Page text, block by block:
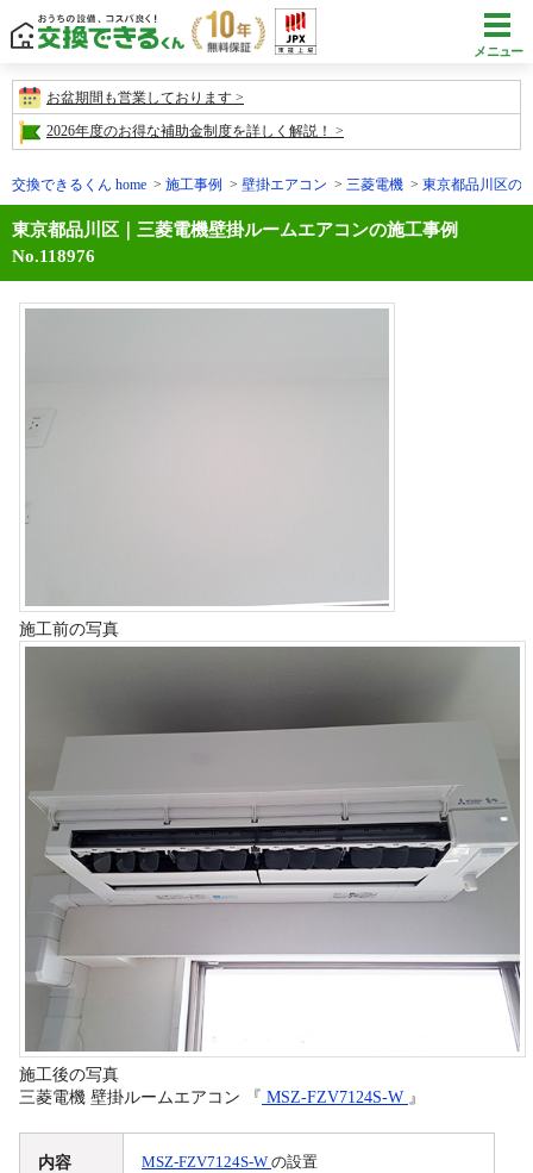
メニュー
お盆期間も営業しております
2026年度のお得な補助金制度を詳しく解説！
交換できるくん home 施工事例 壁掛エアコン 三菱電機 東京都品川区の
東京都品川区｜三菱電機壁掛ルームエアコンの施工事例
No.118976
施工前の写真
施工後の写真
三菱電機 壁掛ルームエアコン 『 MSZ-FZV7124S-W 』
内容 MSZ-FZV7124S-W の設置